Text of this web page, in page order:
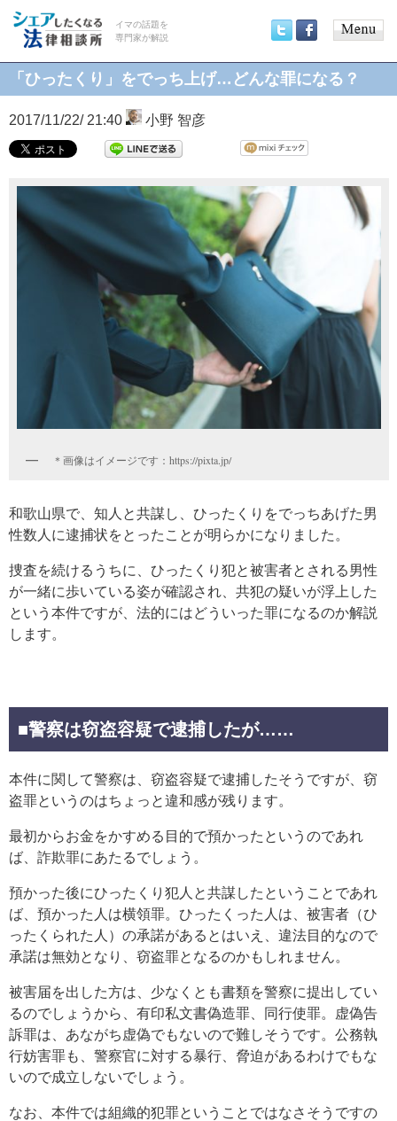
イマの話題を
専門家が解説
menu
「ひったくり」をでっち上げ…どんな罪になる？
2017/11/22/ 21:40 小野 智彦
＊画像はイメージです：https://pixta.jp/
和歌山県で、知人と共謀し、ひったくりをでっちあげた男
性数人に逮捕状をとったことが明らかになりました。
捜査を続けるうちに、ひったくり犯と被害者とされる男性
が一緒に歩いている姿が確認され、共犯の疑いが浮上した
という本件ですが、法的にはどういった罪になるのか解説
します。
■警察は窃盗容疑で逮捕したが……
本件に関して警察は、窃盗容疑で逮捕したそうですが、窃
盗罪というのはちょっと違和感が残ります。
最初からお金をかすめる目的で預かったというのであれ
ば、詐欺罪にあたるでしょう。
預かった後にひったくり犯人と共謀したということであれ
ば、預かった人は横領罪。ひったくった人は、被害者（ひ
ったくられた人）の承諾があるとはいえ、違法目的なので
承諾は無効となり、窃盗罪となるのかもしれません。
被害届を出した方は、少なくとも書類を警察に提出してい
るのでしょうから、有印私文書偽造罪、同行使罪。虚偽告
訴罪は、あながち虚偽でもないので難しそうです。公務執
行妨害罪も、警察官に対する暴行、脅迫があるわけでもな
いので成立しないでしょう。
なお、本件では組織的犯罪ということではなさそうですの